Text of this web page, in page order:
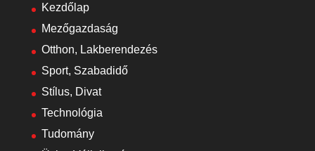
Kezdőlap
Mezőgazdaság
Otthon, Lakberendezés
Sport, Szabadidő
Stílus, Divat
Technológia
Tudomány